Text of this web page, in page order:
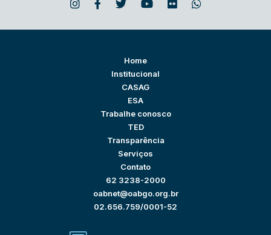
Home
Institucional
CASAG
ESA
Trabalhe conosco
TED
Transparência
Serviços
Contato
62 3238-2000
oabnet@oabgo.org.br
02.656.759/0001-52